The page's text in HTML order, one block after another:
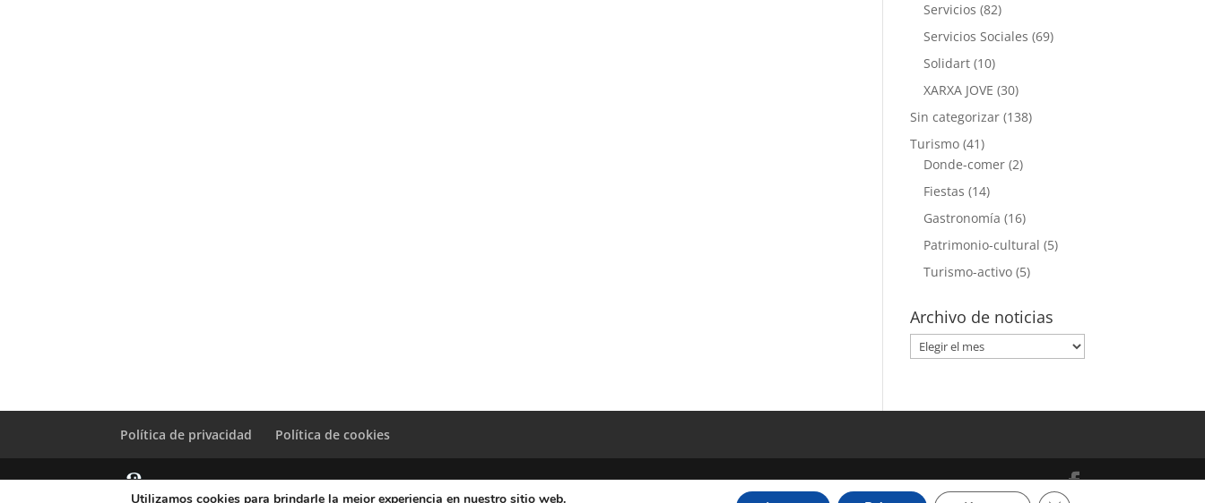
Servicios (82)
Servicios Sociales (69)
Solidart (10)
XARXA JOVE (30)
Sin categorizar (138)
Turismo (41)
Donde-comer (2)
Fiestas (14)
Gastronomía (16)
Patrimonio-cultural (5)
Turismo-activo (5)
Archivo de noticias
Archivo
de
Política de privacidad Política de cookies
Utilizamos cookies para brindarle la mejor experiencia en nuestro sitio web.